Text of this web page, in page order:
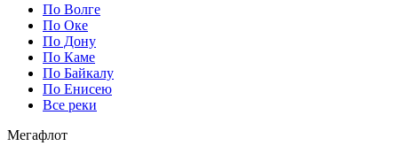
По Волге
По Оке
По Дону
По Каме
По Байкалу
По Енисею
Все реки
Мегафлот